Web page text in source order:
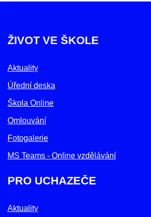
ŽIVOT VE ŠKOLE
Aktuality
Úřední deska
Škola Online
Omlouvání
Fotogalerie
MS Teams - Online vzdělávání
PRO UCHAZEČE
Aktuality